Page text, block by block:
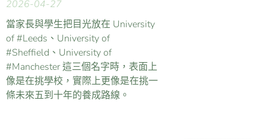
2026-04-27
當家長與學生把目光放在 University
of #Leeds、University of
#Sheffield、University of
#Manchester 這三個名字時，表面上
像是在挑學校，實際上更像是在挑一
條未來五到十年的養成路線。